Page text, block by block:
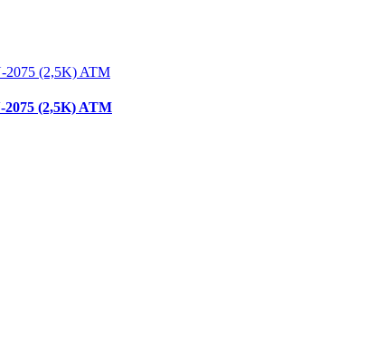
(2,5K) ATM